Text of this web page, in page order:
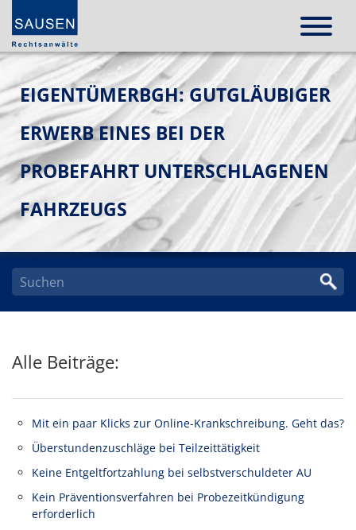
EIGENTÜMERBGH: GUTGLÄUBIGER
ERWERB EINES BEI DER
PROBEFAHRT UNTERSCHLAGENEN
FAHRZEUGS
Alle Beiträge:
Mit ein paar Klicks zur Online-Krankschreibung. Geht das?
Überstundenzuschläge bei Teilzeittätigkeit
Keine Entgeltfortzahlung bei selbstverschuldeter AU
Kein Präventionsverfahren bei Probezeitkündigung
erforderlich